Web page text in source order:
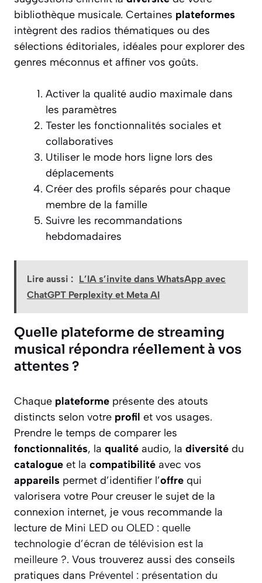
bibliothèque musicale. Certaines plateformes
intègrent des radios thématiques ou des
sélections éditoriales, idéales pour explorer des
genres méconnus et affiner vos goûts.
Activer la qualité audio maximale dans
les paramètres
Tester les fonctionnalités sociales et
collaboratives
Utiliser le mode hors ligne lors des
déplacements
Créer des profils séparés pour chaque
membre de la famille
Suivre les recommandations
hebdomadaires
Lire aussi : L’IA s’invite dans WhatsApp avec
ChatGPT Perplexity et Meta AI
Quelle plateforme de streaming
musical répondra réellement à vos
attentes ?
Chaque plateforme présente des atouts
distincts selon votre profil et vos usages.
Prendre le temps de comparer les
fonctionnalités, la qualité audio, la diversité du
catalogue et la compatibilité avec vos
appareils permet d’identifier l’offre qui
valorisera votre Pour creuser le sujet de la
connexion internet, je vous recommande la
lecture de Mini LED ou OLED : quelle
technologie d’écran de télévision est la
meilleure ?. Vous trouverez aussi des conseils
pratiques dans Préventel : présentation du